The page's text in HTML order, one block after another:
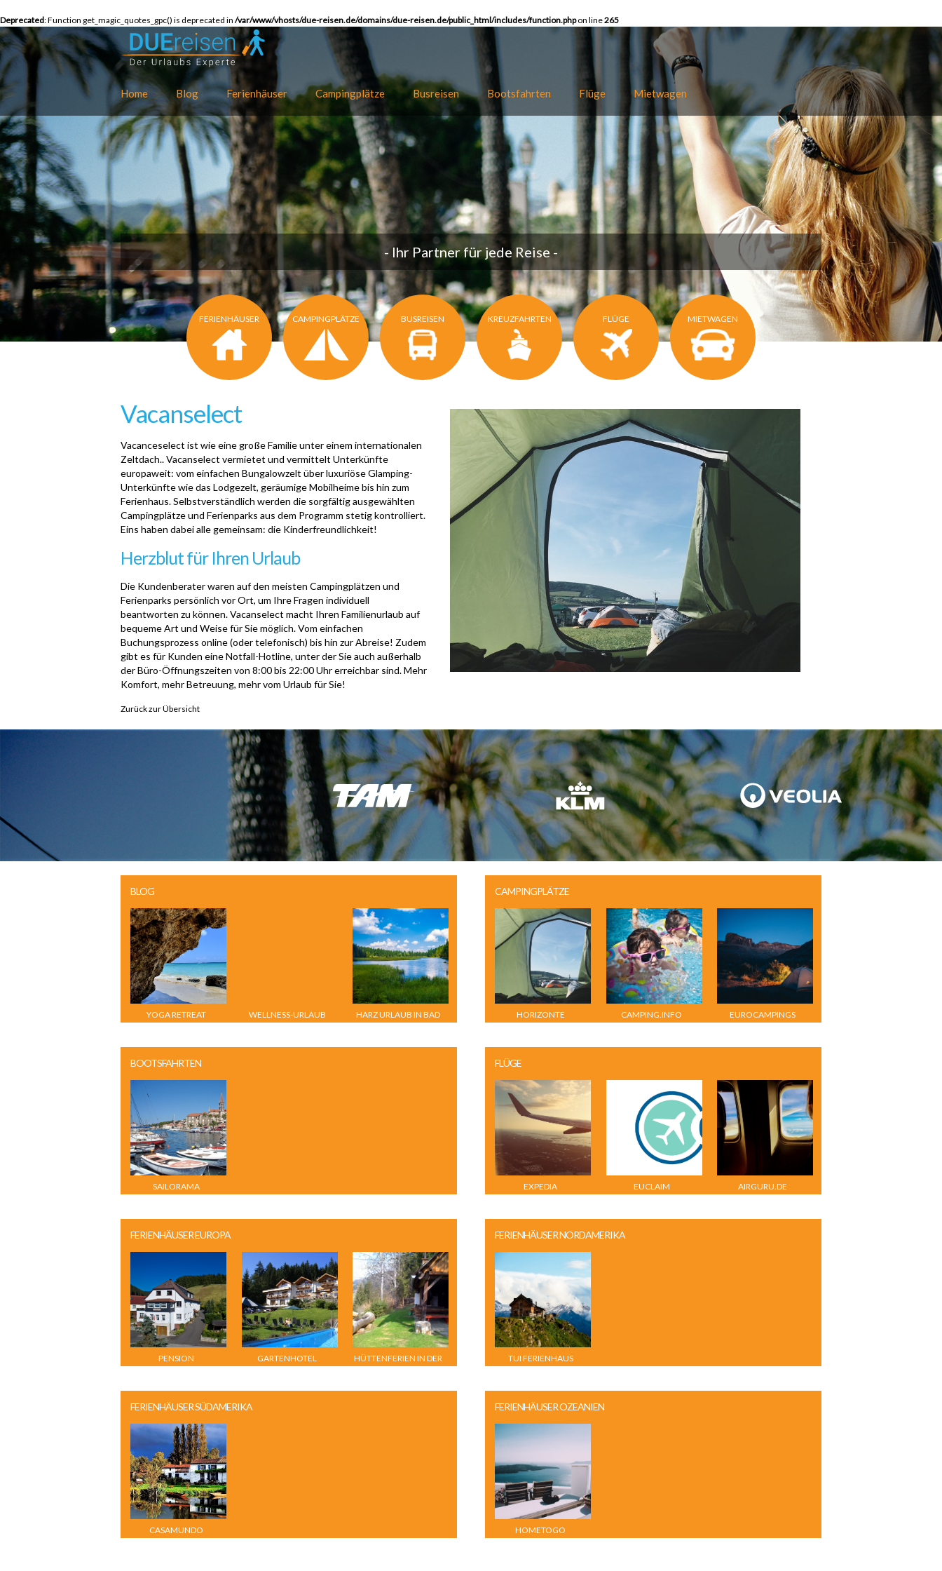
Deprecated: Function get_magic_quotes_gpc() is deprecated in /var/www/vhosts/due-reisen.de/domains/due-reisen.de/public_html/includes/function.phpon line265
Home Blog Ferienhäuser Campingplätze Busreisen Bootsfahrten Flüge Mietwagen
- Ihr Partner für jede Reise -
FERIENHÄUSER CAMPINGPLÄTZE BUSREISEN KREUZFAHRTEN FLÜGE MIETWAGEN
Vacanselect
Vacanceselect ist wie eine große Familie unter einem internationalen
Zeltdach.. Vacanselect vermietet und vermittelt Unterkünfte
europaweit: vom einfachen Bungalowzelt über luxuriöse Glamping-
Unterkünfte wie das Lodgezelt, geräumige Mobilheime bis hin zum
Ferienhaus. Selbstverständlich werden die sorgfältig ausgewählten
Campingplätze und Ferienparks aus dem Programm stetig kontrolliert.
Eins haben dabei alle gemeinsam: die Kinderfreundlichkeit!
Herzblut für Ihren Urlaub
Die Kundenberater waren auf den meisten Campingplätzen und
Ferienparks persönlich vor Ort, um Ihre Fragen individuell
beantworten zu können. Vacanselect macht Ihren Familienurlaub auf
bequeme Art und Weise für Sie möglich. Vom einfachen
Buchungsprozess online (oder telefonisch) bis hin zur Abreise! Zudem
gibt es für Kunden eine Notfall-Hotline, unter der Sie auch außerhalb
der Büro-Öffnungszeiten von 8:00 bis 22:00 Uhr erreichbar sind. Mehr
Komfort, mehr Betreuung, mehr vom Urlaub für Sie!
Zurück zur Übersicht
BLOG
YOGA RETREAT
WELLNESS-URLAUB
HARZ URLAUB IN BAD
CAMPINGPLÄTZE
HORIZONTE CAMPING.INFO EUROCAMPINGS
BOOTSFAHRTEN
SAILORAMA
FLÜGE
EXPEDIA EUCLAIM AIRGURU.DE
FERIENHÄUSER EUROPA
PENSION
GARTENHOTEL
HÜTTENFERIEN IN DER
FERIENHÄUSER NORDAMERIKA
TUI FERIENHAUS
FERIENHÄUSER SÜDAMERIKA
CASAMUNDO
FERIENHÄUSER OZEANIEN
HOMETOGO